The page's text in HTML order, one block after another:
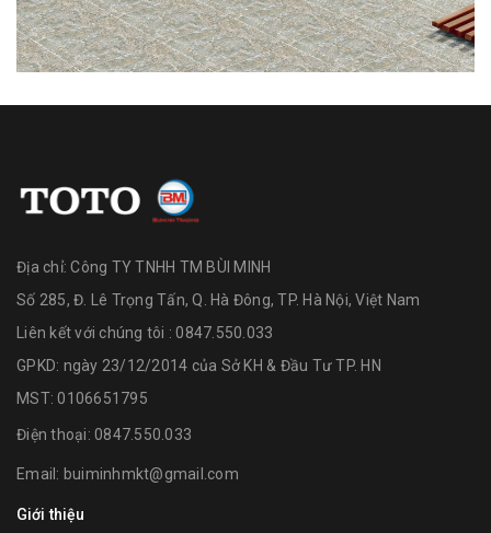
Địa chỉ:Công TY TNHH TM BÙI MINH
Số 285, Đ. Lê Trọng Tấn, Q. Hà Đông, TP. Hà Nội, Việt Nam
Liên kết với chúng tôi : 0847.550.033
GPKD: ngày 23/12/2014 của Sở KH & Đầu Tư TP. HN
MST: 0106651795
Điện thoại: 0847.550.033
Email: buiminhmkt@gmail.com
Giới thiệu